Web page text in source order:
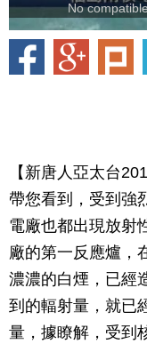
No
【新唐人亞太台
帶您看到，受到強
電廠也都出現放射
廠的第一反應爐，
濃濃的白煙，已經
到的輻射量，就已
量，據瞭解，受到